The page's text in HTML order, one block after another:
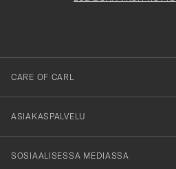
dig
till
vårt
nyhetsbrev!
CARE OF CARL
ASIAKASPALVELU
SOSIAALISESSA MEDIASSA